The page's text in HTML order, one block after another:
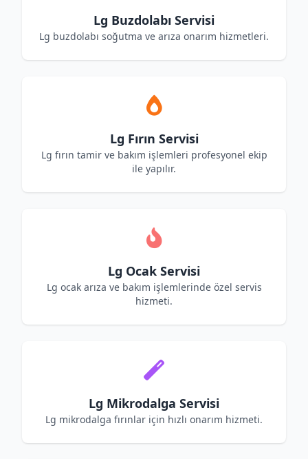
Lg Buzdolabı Servisi
Lg buzdolabı soğutma ve arıza onarım hizmetleri.
Lg Fırın Servisi
Lg fırın tamir ve bakım işlemleri profesyonel ekip
ile yapılır.
Lg Ocak Servisi
Lg ocak arıza ve bakım işlemlerinde özel servis
hizmeti.
Lg Mikrodalga Servisi
Lg mikrodalga fırınlar için hızlı onarım hizmeti.